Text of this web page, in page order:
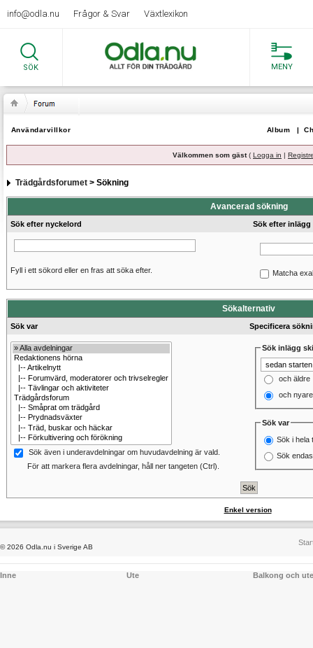
info@odla.nu Frågor & Svar Växtlexikon
SÖK MENY
Användarvillkor Album |
Välkommen som gäst( Logga in |
Trädgårdsforumet> Sökning
Avancerad sökning
Sök efter nyckelord Sök efter inlägg
Fyll i ett sökord eller en fras att söka efter. Matcha
Sökalternativ
Sök var Specificera
Sök även i underavdelningar om huvudavdelning är vald.
För att markera flera avdelningar, håll ner tangeten (Ctrl).
Sök inlägg
och äldre
och nyare
Sök var
Sök i hela
Sök
Enkel version
© 2026 Odla.nu i Sverige AB
Inne Ute Balkong och